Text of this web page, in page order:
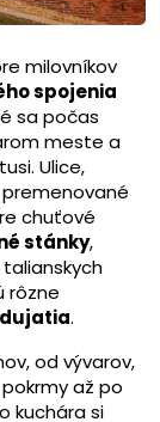
milovníkov
spojenia
sa počas
meste a
Ulice,
chuťové
stánky,
rôzne
.
od vývarov,
až po
kuchára si